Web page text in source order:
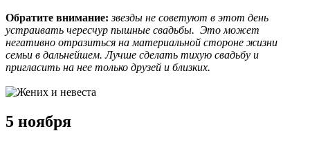
Обратите внимание: звезды не советуют в этот день
устраивать чересчур пышные свадьбы. Это может
негативно отразиться на материальной стороне жизни
семьи в дальнейшем. Лучше сделать тихую свадьбу и
пригласить на нее только друзей и близких.
5 ноября